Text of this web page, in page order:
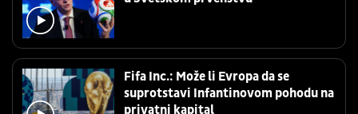
Fifa Inc.: Može li Evropa da se
suprotstavi Infantinovom pohodu na
privatni kapital